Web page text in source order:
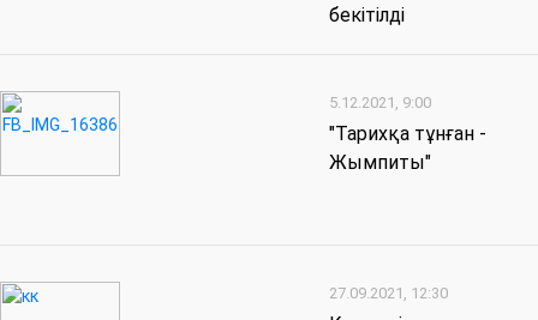
бекітілді
5.12.2021, 9:00
"Тарихқа тұнған -
Жымпиты"
27.09.2021, 12:30